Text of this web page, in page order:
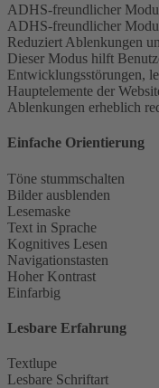
ADHS-freundlicher
ADHS-freundlicher
Reduziert Ablenkungen
Dieser Modus hilft
Entwicklungsstörungen,
Hauptelemente der
Ablenkungen erheblich
Einfache Orientierung
Töne stummschalten
Bilder ausblenden
Lesemaske
Text in Sprache
Kognitives Lesen
Navigationstasten
Hoher Kontrast
Einfarbig
Lesbare Erfahrung
Textlupe
Lesbare Schriftart